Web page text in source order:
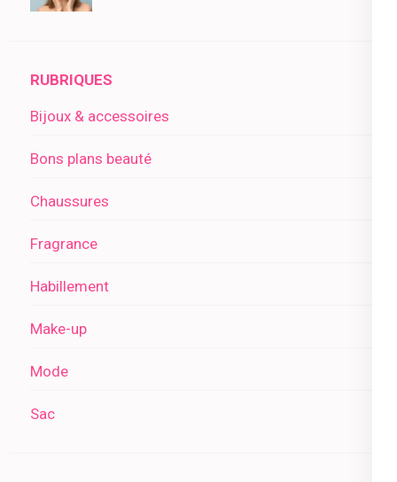
RUBRIQUES
Bijoux & accessoires
Bons plans beauté
Chaussures
Fragrance
Habillement
Make-up
Mode
Sac